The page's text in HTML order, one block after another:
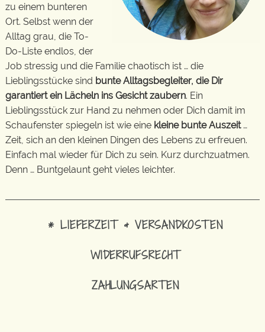
zu einem bunteren
Ort. Selbst wenn der
Alltag grau, die To-
Do-Liste endlos, der
Job stressig und die Familie chaotisch ist … die
Lieblingsstücke sind bunte Alltagsbegleiter, die Dir
garantiert ein Lächeln ins Gesicht zaubern. Ein
Lieblingsstück zur Hand zu nehmen oder Dich damit im
Schaufenster spiegeln ist wie eine kleine bunte Auszeit…
Zeit, sich an den kleinen Dingen des Lebens zu erfreuen.
Einfach mal wieder für Dich zu sein. Kurz durchzuatmen.
Denn … Buntgelaunt geht vieles leichter.
* LIEFERZEIT & VERSANDKOSTEN
WIDERRUFSRECHT
ZAHLUNGSARTEN